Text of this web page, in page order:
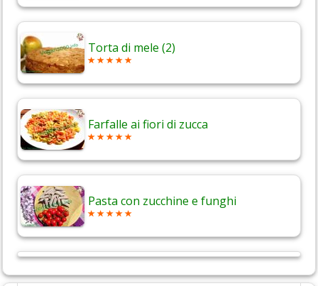
Torta di mele (2)
Farfalle ai fiori di zucca
Pasta con zucchine e funghi